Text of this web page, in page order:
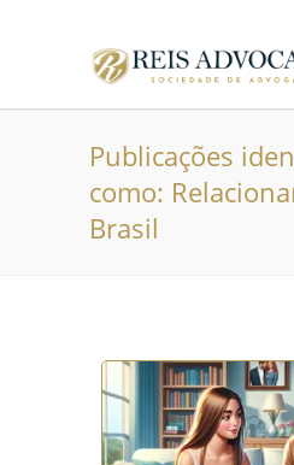
Publicações
como:
Brasil